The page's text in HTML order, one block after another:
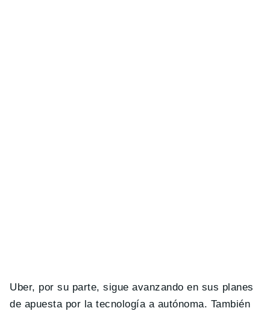
Uber, por su parte, sigue avanzando en sus planes
de apuesta por la tecnología a autónoma. También